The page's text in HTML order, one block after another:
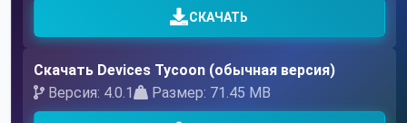
СКАЧАТЬ
Скачать Devices Tycoon (обычная версия)
Версия: 4.0.1
Размер: 71.45 MB